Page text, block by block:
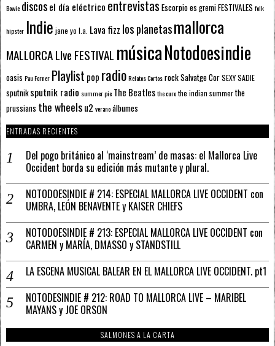
Bowie discosel día eléctrico entrevistas Escorpioes gremiFESTIVALES folk
hipster Indie jane yo l.a. Lava fizz los planetasmallorca
MALLORCA LIve FESTIVAL músicaNotodoesindie
oasis Pau Forner Playlist pop radioRelatos CortosrockSalvatge CorSEXY SADIE
sputnik sputnik radio summer pie The Beatlesthe curethe indian summerthe
prussians the wheelsu2 veranoálbumes
ENTRADAS RECIENTES
Del pogo británico al ‘mainstream’ de masas: el Mallorca Live
Occident borda su edición más mutante y plural.
NOTODOESINDIE # 214: ESPECIAL MALLORCA LIVE OCCIDENT con
UMBRA, LEÓN BENAVENTE y KAISER CHIEFS
NOTODOESINDIE # 213: ESPECIAL MALLORCA LIVE OCCIDENT con
CARMEN y MARÍA, DMASSO y STANDSTILL
LA ESCENA MUSICAL BALEAR EN EL MALLORCA LIVE OCCIDENT. pt1
NOTODESINDIE # 212: ROAD TO MALLORCA LIVE – MARIBEL
MAYANS y JOE ORSON
SALMONES A LA CARTA